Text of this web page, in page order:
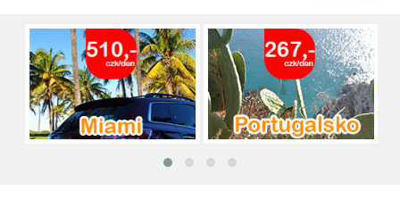
brána do regionu Costa Blanca, se nachází
přibližně 9 km od centra Alicante.
číst :celý článek
Pronájem auta na letišti Lefkada: Kompletní
průvodce
Půjčení auta na letišti Lefkada je skvělý